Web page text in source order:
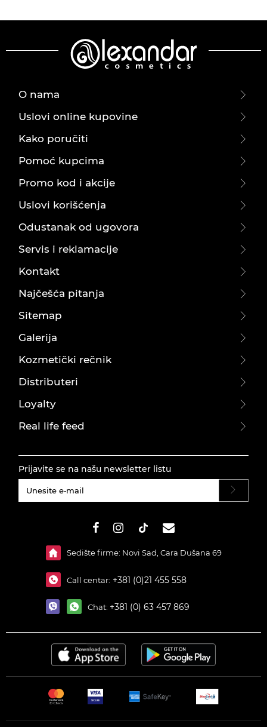
O nama
Uslovi online kupovine
Kako poručiti
Pomoć kupcima
Promo kod i akcije
Uslovi korišćenja
Odustanak od ugovora
Servis i reklamacije
Kontakt
Najčešća pitanja
Sitemap
Galerija
Kozmetički rečnik
Distributeri
Loyalty
Real life feed
Prijavite se na našu newsletter listu
Sedište firme: Novi Sad, Cara Dušana 69
Call centar: +381 (0)21 455 558
Chat: +381 (0) 63 457 869